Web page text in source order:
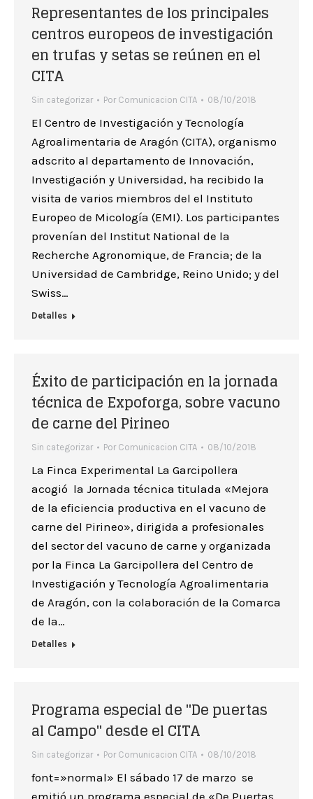
Representantes de los principales
centros europeos de investigación
en trufas y setas se reúnen en el
CITA
Sin categorizar Por Comunicacion CITA 08/10/2018
El Centro de Investigación y Tecnología
Agroalimentaria de Aragón (CITA), organismo
adscrito al departamento de Innovación,
Investigación y Universidad, ha recibido la
visita de varios miembros del el Instituto
Europeo de Micología (EMI). Los participantes
provenían del Institut National de la
Recherche Agronomique, de Francia; de la
Universidad de Cambridge, Reino Unido; y del
Swiss…
Detalles
Éxito de participación en la jornada
técnica de Expoforga, sobre vacuno
de carne del Pirineo
Sin categorizar Por Comunicacion CITA 08/10/2018
La Finca Experimental La Garcipollera
acogió la Jornada técnica titulada «Mejora
de la eficiencia productiva en el vacuno de
carne del Pirineo», dirigida a profesionales
del sector del vacuno de carne y organizada
por la Finca La Garcipollera del Centro de
Investigación y Tecnología Agroalimentaria
de Aragón, con la colaboración de la Comarca
de la…
Detalles
Programa especial de "De puertas
al Campo" desde el CITA
Sin categorizar Por Comunicacion CITA 08/10/2018
font=»normal» El sábado 17 de marzo se
emitió un programa especial de «De Puertas